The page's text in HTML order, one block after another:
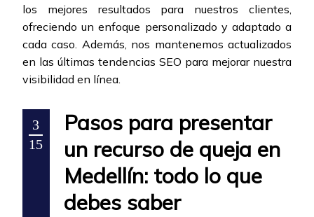
los mejores resultados para nuestros clientes,
ofreciendo un enfoque personalizado y adaptado a
cada caso. Además, nos mantenemos actualizados
en las últimas tendencias SEO para mejorar nuestra
visibilidad en línea.
3
15
Pasos para presentar
un recurso de queja en
Medellín: todo lo que
debes saber